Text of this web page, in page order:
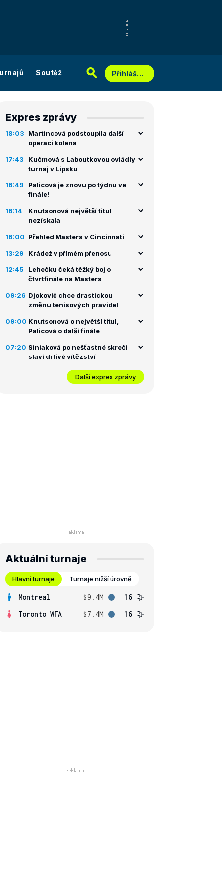
Soutěž Přihlášení
Expres zprávy
18:03
Martincová podstoupila další
operaci kolena
17:43
Kučmová s Laboutkovou ovládly
turnaj v Lipsku
16:49
Palicová je znovu po týdnu ve
finále!
16:14
Knutsonová největší titul
nezískala
16:00 Přehled Masters v Cincinnati
13:29 Krádež v přímém přenosu
12:45
Lehečku čeká těžký boj o
čtvrtfinále na Masters
09:26 Djokovič chce drastickou
změnu tenisových pravidel
09:00 Knutsonová o největší titul,
Palicová o další finále
07:20 Siniaková po nešťastné skreči
slaví drtivé vítězství
Další expres zprávy
Aktuální turnaje
Hlavní turnaje Turnaje nižší úrovně
Montreal $9.4M
16
Toronto WTA
$7.4M 16